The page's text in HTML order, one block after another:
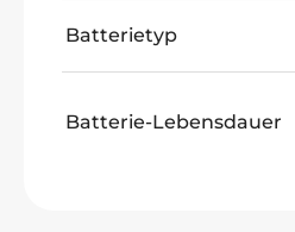
Batterietyp
Batterie-Lebensdauer